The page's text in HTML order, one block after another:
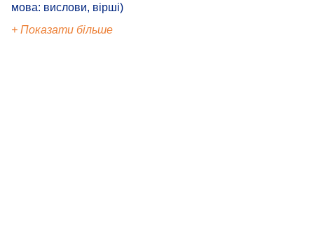
мова: вислови, вірші)
+ Показати більше